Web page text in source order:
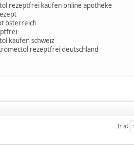
rezeptfrei kaufen online apotheke
österreich
kaufen schweiz
rezeptfrei deutschland
Ir a